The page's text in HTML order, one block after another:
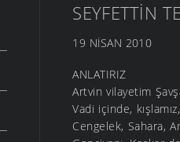
SEYFETTIN
19 NISAN 2010
ANLATIRIZ
Artvin vilayetim
Vadi içinde,
Cengelek, Sahara,